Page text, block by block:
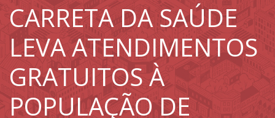
CARRETA DA SAÚDE
LEVA ATENDIMENTOS
GRATUITOS À
POPULAÇÃO DE